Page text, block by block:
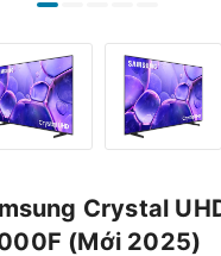
Crystal
(Mới 2025)